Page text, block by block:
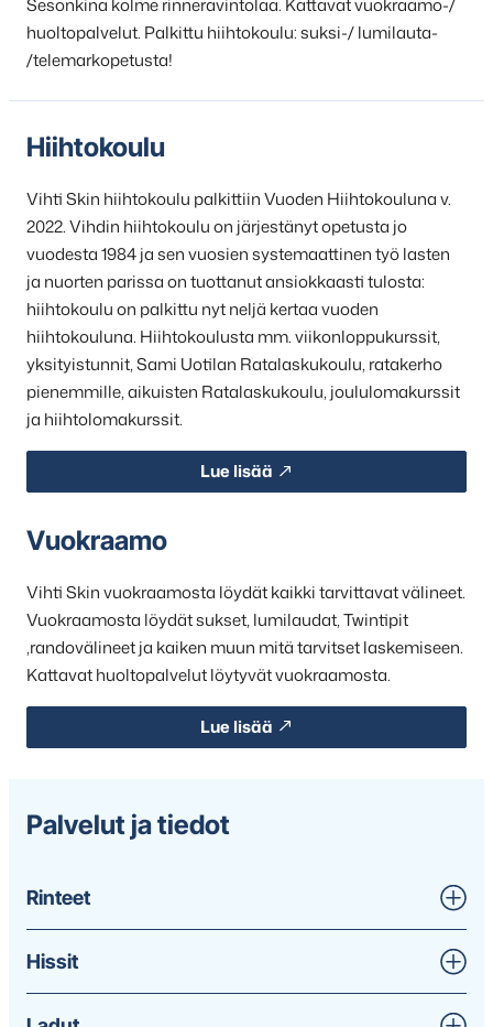
Sesonkina kolme rinneravintolaa. Kattavat vuokraamo-/
huoltopalvelut. Palkittu hiihtokoulu: suksi-/ lumilauta-
/telemarkopetusta!
Hiihtokoulu
Vihti Skin hiihtokoulu palkittiin Vuoden Hiihtokouluna v.
2022. Vihdin hiihtokoulu on järjestänyt opetusta jo
vuodesta 1984 ja sen vuosien systemaattinen työ lasten
ja nuorten parissa on tuottanut ansiokkaasti tulosta:
hiihtokoulu on palkittu nyt neljä kertaa vuoden
hiihtokouluna. Hiihtokoulusta mm. viikonloppukurssit,
yksityistunnit, Sami Uotilan Ratalaskukoulu, ratakerho
pienemmille, aikuisten Ratalaskukoulu, joululomakurssit
ja hiihtolomakurssit.
Lue lisää
Vuokraamo
Vihti Skin vuokraamosta löydät kaikki tarvittavat välineet.
Vuokraamosta löydät sukset, lumilaudat, Twintipit
,randovälineet ja kaiken muun mitä tarvitset laskemiseen.
Kattavat huoltopalvelut löytyvät vuokraamosta.
Lue lisää
Palvelut ja tiedot
Rinteet
Hissit